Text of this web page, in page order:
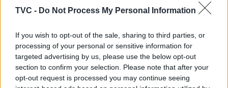
TVC - Do Not Process My Personal Information
If you wish to opt-out of the sale, sharing to third parties, or
processing of your personal or sensitive information for
targeted advertising by us, please use the below opt-out
section to confirm your selection. Please note that after your
opt-out request is processed you may continue seeing
Cantanhede: Comunidade
da casa da criança Maria
Granado voltou apoiar
projecto ” Dei um
brinquedo, ganhei um
amigo”
Próximo artigo
Carapinheira acolheu
Magusto do Asphalt
Emotion Club